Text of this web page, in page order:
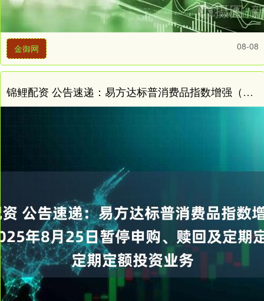
金御网 08-08
锦鲤配资 公告速递：易方达标普消费品指数增强（QDII）基金2025年8月25日暂停申购、赎回及定期定额投资业务